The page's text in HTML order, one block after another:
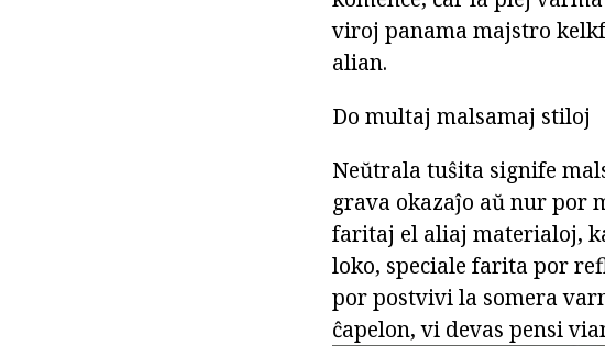
viroj panama majstro
alian.
Do multaj malsamaj stiloj
Neŭtrala tuŝita signife
grava okazaĵo aŭ nur por
faritaj el aliaj materialoj,
loko, speciale farita por
por postvivi la somera
ĉapelon, vi devas pensi